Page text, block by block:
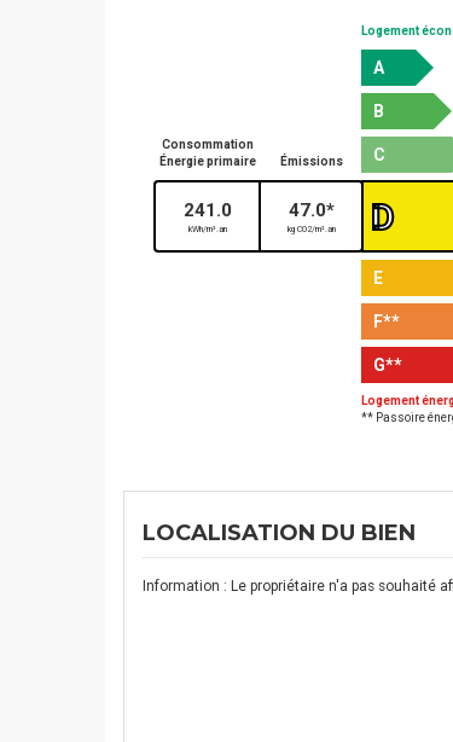
Logement
A
B
C
241.0
kWh/m².an
Consommation
Énergie primaire
47.0*
kg CO2/m².an
Émissions
D
E
F**
G**
Logement
** Passoire
LOCALISATION DU BIEN
Information : Le propriétaire n'a pas souhaité